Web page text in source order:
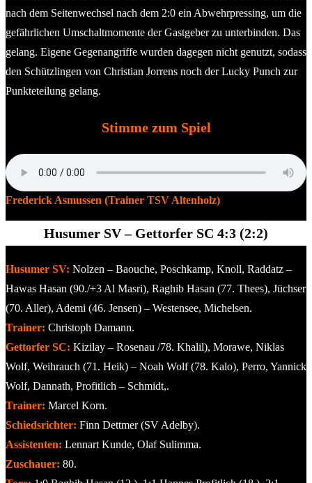
nach dem Seitenwechsel nach dem 2:0 ein Abwehrpressing, um die
gefährlichen Umschaltmomente der Gastgeber zu unterbinden. Das
gelang. Eigene Gegenangriffe wurden dagegen nicht genutzt, sodass
den Schützlingen von Christian Jorrens noch der Lucky Punch zur
Punkteteilung gelang.
Stimme zum Spiel
Frederick Asmussen (Trainer TSV Altenholz)
Husumer SV – Gettorfer SC 4:3 (2:2)
Husumer SV: Nolzen – Baouche, Poschkamp, Knoll, Raddatz –
Hawas Hasan (90./+3 Al Masri), Raghib Hasan (77. Thees), Jüchser
(70. Aller), Ademi (46. Jensen) – Westensee, Michelsen.
Trainer: Christoph Damann.
Gettorfer SC: Kizilay – Rosenau /78. Khalil), Morawe, Niklas
Wolf, Weihrauch (71. Heik) – Noah Wolf (78. Kalo), Perro, Yannick
Wolf, Dannath, Profitlich – Schmidt,.
Trainer: Marcel Korn.
Schiedsrichter: Finn Dettmer (SV Adelby).
Assistenten: Lennart Kunde, Olaf Sulimma.
Zuschauer: 80.